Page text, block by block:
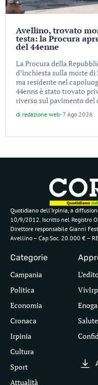
Avellino, trovato
testa: la Procura
del 44enne
La Procura della
d’inchiesta sulla morte
ma residente nel
44enns è stato trovato
riverso sul pavimento
di redazione web-7 Ago 2026
Quotidiano dell’Irpinia, a
10/9/2012. Iscritto nel Registro
Direttore responsabile Gianni
Avellino – Cap.Soc. 20.000 € –
Categorie
Campania
Politica
Economia
Cronaca
Irpinia
Cultura
Sport
Attualità